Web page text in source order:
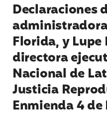
Declaraciones
Florida, y
directora
Nacional de
Justicia
Enmienda 4